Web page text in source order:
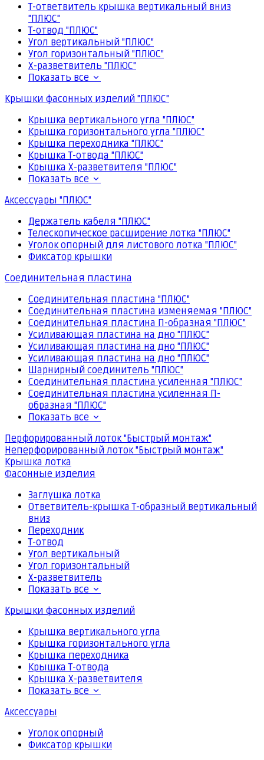
Т-ответвитель крышка вертикальный вниз
"ПЛЮС"
Т-отвод "ПЛЮС"
Угол вертикальный "ПЛЮС"
Угол горизонтальный "ПЛЮС"
Х-разветвитель "ПЛЮС"
Показать все
Крышки фасонных изделий "ПЛЮС"
Крышка вертикального угла "ПЛЮС"
Крышка горизонтального угла "ПЛЮС"
Крышка переходника "ПЛЮС"
Крышка Т-отвода "ПЛЮС"
Крышка Х-разветвителя "ПЛЮС"
Показать все
Аксессуары "ПЛЮС"
Держатель кабеля "ПЛЮС"
Телескопическое расширение лотка "ПЛЮС"
Уголок опорный для листового лотка "ПЛЮС"
Фиксатор крышки
Соединительная пластина
Соединительная пластина "ПЛЮС"
Соединительная пластина изменяемая "ПЛЮС"
Соединительная пластина П-образная "ПЛЮС"
Усиливающая пластина на дно "ПЛЮС"
Усиливающая пластина на дно "ПЛЮС"
Усиливающая пластина на дно "ПЛЮС"
Шарнирный соединитель "ПЛЮС"
Соединительная пластина усиленная "ПЛЮС"
Соединительная пластина усиленная П-
образная "ПЛЮС"
Показать все
Перфорированный лоток "Быстрый монтаж"
Неперфорированный лоток "Быстрый монтаж"
Крышка лотка
Фасонные изделия
Заглушка лотка
Ответвитель-крышка Т-образный вертикальный
вниз
Переходник
Т-отвод
Угол вертикальный
Угол горизонтальный
Х-разветвитель
Показать все
Крышки фасонных изделий
Крышка вертикального угла
Крышка горизонтального угла
Крышка переходника
Крышка Т-отвода
Крышка Х-разветвителя
Показать все
Аксессуары
Уголок опорный
Фиксатор крышки